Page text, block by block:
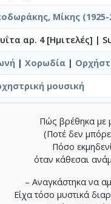
Μίκης (1925-
αρ. 4 [Ημιτελές] |
| Χορωδία |
μουσική
Πώς βρέθηκα με
(Ποτέ δεν
Πόσο
όταν κάθεσαι
– Αναγκάστηκα να
Είχα τόσο μυστικά